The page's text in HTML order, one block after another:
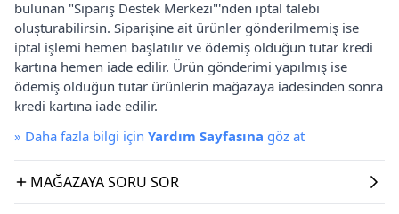
bulunan "Sipariş Destek Merkezi"'nden iptal talebi
oluşturabilirsin. Siparişine ait ürünler gönderilmemiş ise
iptal işlemi hemen başlatılır ve ödemiş olduğun tutar kredi
kartına hemen iade edilir. Ürün gönderimi yapılmış ise
ödemiş olduğun tutar ürünlerin mağazaya iadesinden sonra
kredi kartına iade edilir.
» Daha fazla bilgi için Yardım Sayfasına göz at
MAĞAZAYA SORU SOR